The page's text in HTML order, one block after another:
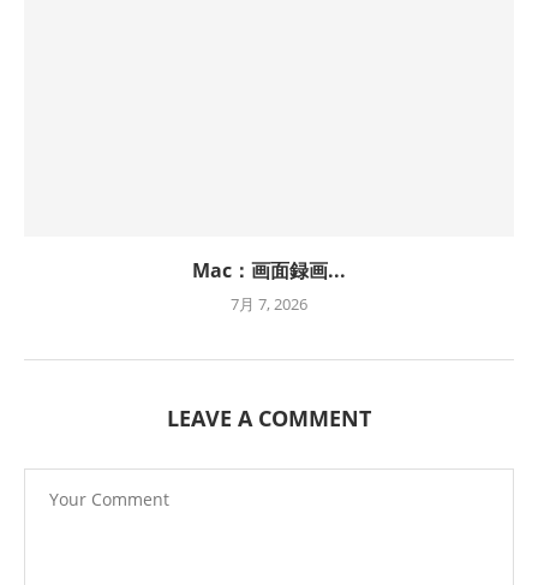
Mac：画面録画...
7月 7, 2026
LEAVE A COMMENT